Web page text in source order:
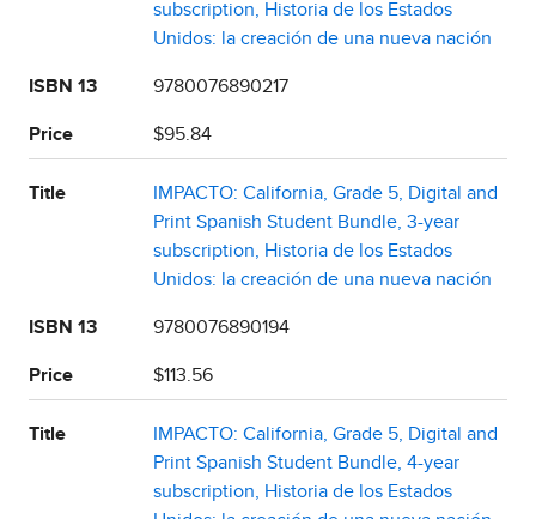
subscription, Historia de los Estados
Unidos: la creación de una nueva nación
ISBN 13 9780076890217
Price $95.84
Title
IMPACTO: California, Grade 5, Digital and
Print Spanish Student Bundle, 3-year
subscription, Historia de los Estados
Unidos: la creación de una nueva nación
ISBN 13 9780076890194
Price $113.56
Title
IMPACTO: California, Grade 5, Digital and
Print Spanish Student Bundle, 4-year
subscription, Historia de los Estados